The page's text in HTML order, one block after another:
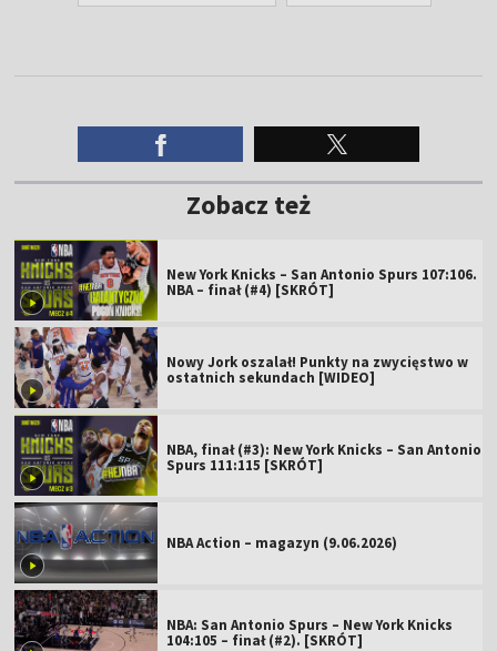
Zobacz też
New York Knicks – San Antonio Spurs 107:106.
NBA – finał (#4) [SKRÓT]
Nowy Jork oszalał! Punkty na zwycięstwo w
ostatnich sekundach [WIDEO]
NBA, finał (#3): New York Knicks – San Antonio
Spurs 111:115 [SKRÓT]
NBA Action – magazyn (9.06.2026)
NBA: San Antonio Spurs – New York Knicks
104:105 – finał (#2). [SKRÓT]